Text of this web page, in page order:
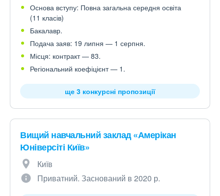
Основа вступу: Повна загальна середня освіта
(11 класів)
Бакалавр.
Подача заяв: 19 липня — 1 серпня.
Місця: контракт — 83.
Регіональний коефіцієнт — 1.
ще 3 конкурсні пропозиції
Вищий навчальний заклад «Амерікан
Юніверсіті Київ»
Київ
Приватний. Заснований в 2020 р.